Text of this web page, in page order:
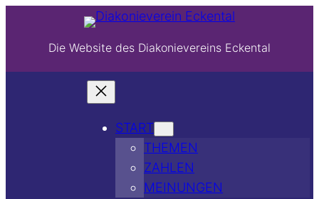
Die Website des Diakonievereins Eckental
START
THEMEN
ZAHLEN
MEINUNGEN